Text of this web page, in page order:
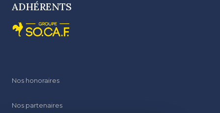
ADHÉRENTS
Nos honoraires
Nos partenaires